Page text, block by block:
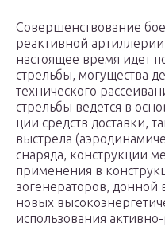
Совершенствование
реактивной
настоящее время идет
стрельбы, могущества
технического
стрельбы ведется в
ции средств доставки,
выстрела
снаряда, конструкции
применения в
зогенераторов,
новых
использования